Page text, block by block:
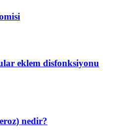
eklem disfonksiyonu
nedir?